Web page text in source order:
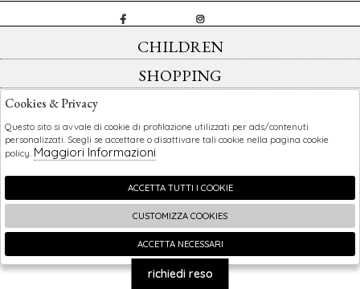
CHILDREN
SHOPPING
🍪
richiedi reso
Cookies & Privacy
Questo sito si avvale di cookie di profilazione utilizzati per ads/contenuti
personalizzati. Scegli se accettare o disattivare tali cookie nella pagina cookie
policy. Maggiori Informazioni
ACCETTA TUTTI I COOKIE
CUSTOMIZZA COOKIES
ACCETTA NECESSARI